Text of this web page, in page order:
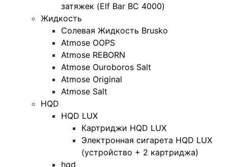
затяжек (Elf Bar BC 4000)
Жидкость
Солевая Жидкость Brusko
Atmose OOPS
Atmose REBORN
Atmose Ouroboros Salt
Atmose Original
Atmose Salt
HQD
HQD LUX
Картриджи HQD LUX
Электронная сигарета HQD LUX
(устройство + 2 картриджа)
hqd